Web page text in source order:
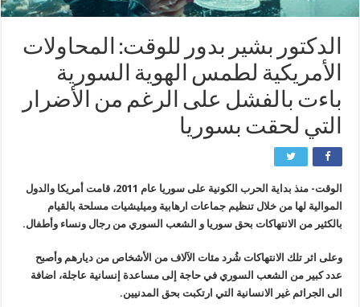
الدكتور بشير بدور للوقت: المحاولات
الأمريكية لطمس الهوية السورية
باءت بالفشل على الرغم من الأضرار
التي لحقت بسوريا
الوقت- منذ بداية الحرب الكونية على سوريا عام 2011، قامت أمريكا والدول
الموالية لها من خلال تنظيم جماعات ارهابية وميليشيات مسلحة بالقيام
بالكثير من الانتهاكات بحق سوريا و الشعب السوري من رجال ونساء وأطفال.
وعلى اثر تلك الانتهاكات شُرد مئات الآلاف من الأشخاص من ديارهم وأصبح
عدد كبير من الشعب السوري في حاجة إلى مساعدة إنسانية عاجلة، اضافة
الى الجرائم غير الانسانية التي ارتكبت بحق المدنيين.